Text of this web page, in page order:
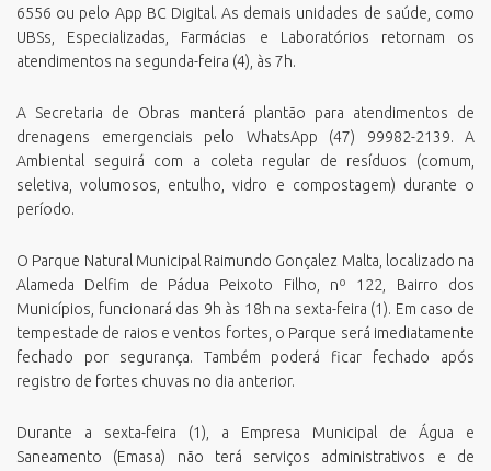
6556 ou pelo App BC Digital. As demais unidades de saúde, como
UBSs, Especializadas, Farmácias e Laboratórios retornam os
atendimentos na segunda-feira (4), às 7h.
A Secretaria de Obras manterá plantão para atendimentos de
drenagens emergenciais pelo WhatsApp (47) 99982-2139. A
Ambiental seguirá com a coleta regular de resíduos (comum,
seletiva, volumosos, entulho, vidro e compostagem) durante o
período.
O Parque Natural Municipal Raimundo Gonçalez Malta, localizado na
Alameda Delfim de Pádua Peixoto Filho, nº 122, Bairro dos
Municípios, funcionará das 9h às 18h na sexta-feira (1). Em caso de
tempestade de raios e ventos fortes, o Parque será imediatamente
fechado por segurança. Também poderá ficar fechado após
registro de fortes chuvas no dia anterior.
Durante a sexta-feira (1), a Empresa Municipal de Água e
Saneamento (Emasa) não terá serviços administrativos e de